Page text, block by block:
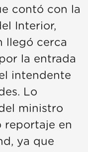
contó con la
Interior,
llegó cerca
la entrada
intendente
Lo
ministro
reportaje en
ya que